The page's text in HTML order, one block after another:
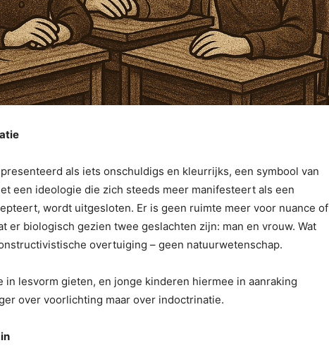
als iets onschuldigs en kleurrijks, een symbool van
een ideologie die zich steeds meer manifesteert als een
wordt uitgesloten. Er is geen ruimte meer voor nuance of
er biologisch gezien twee geslachten zijn: man en vrouw. Wat
overtuiging – geen natuurwetenschap.
in lesvorm gieten, en jonge kinderen hiermee in aanraking
over voorlichting maar over indoctrinatie.